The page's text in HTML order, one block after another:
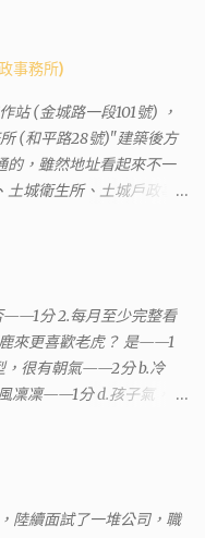
事務所)
站 (金城路一段101號) ，
(和平路28號)"建築後方
，雖然地址看起來不一
城衛生所、土城戶政事
作站 ，也已經能處理大
要是我拿著那不被承認、
我不知道審判時法官會不
檢察官都公正細心，在
案件去挖出更大的黑幕。
現場發現還是需要法院的
沙漠的求生者，在一個小
分 2.每月至少完整看
來更喜歡老虎？ 是——1
，很有朝氣——2分 b.冷
凜凜——1分 d.孩子氣，十
b.罕見，古色古香的複
打一下午檯球——3分 c.正
陸續面試了一堆公司，職